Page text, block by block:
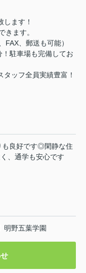
ます！
ます。
、郵送も可能）
駐車場も完備してお
ッフ全員実績豊富！
も良好です◎閑静な住
、通学も安心です
明野五葉学園